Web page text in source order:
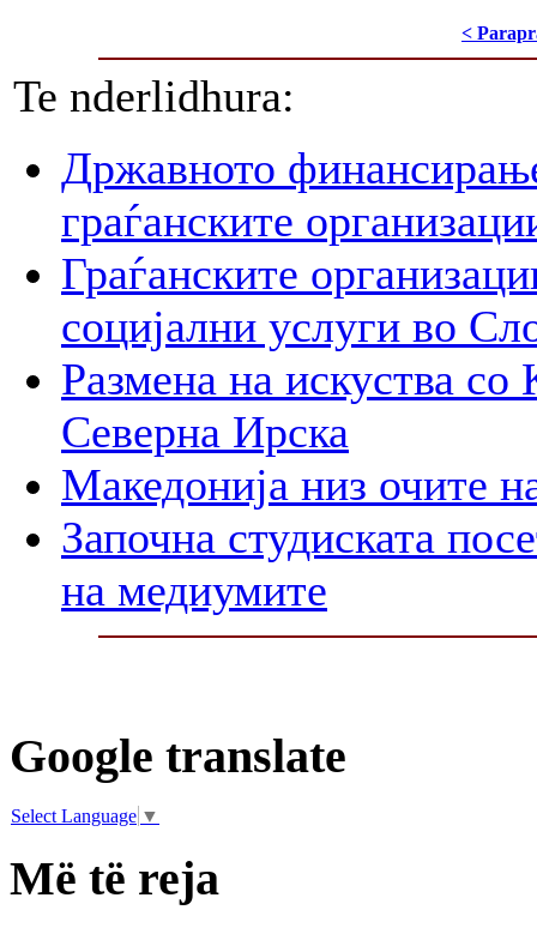
<
Te nderlidhura:
Државното
граѓанските
Граѓанските
социјални услуги во
Размена на искуства со
Северна Ирска
Македонија низ очите
Започна студиската
на медиумите
Google translate
Select Language ▼
Më të reja